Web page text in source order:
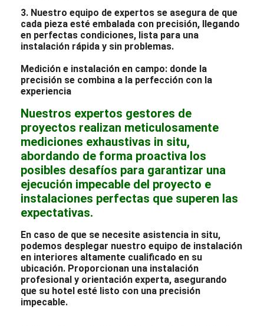
3. Nuestro equipo de expertos se asegura de que
cada pieza esté embalada con precisión, llegando
en perfectas condiciones, lista para una
instalación rápida y sin problemas.
Medición e instalación en campo: donde la
precisión se combina a la perfección con la
experiencia
Nuestros expertos gestores de
proyectos realizan meticulosamente
mediciones exhaustivas in situ,
abordando de forma proactiva los
posibles desafíos para garantizar una
ejecución impecable del proyecto e
instalaciones perfectas que superen las
expectativas.
En caso de que se necesite asistencia in situ,
podemos desplegar nuestro equipo de instalación
en interiores altamente cualificado en su
ubicación. Proporcionan una instalación
profesional y orientación experta, asegurando
que su hotel esté listo con una precisión
impecable.